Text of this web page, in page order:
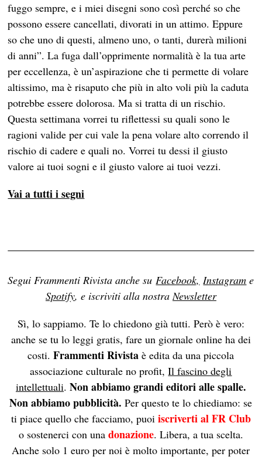
fuggo sempre, e i miei disegni sono così perché so che
possono essere cancellati, divorati in un attimo. Eppure
so che uno di questi, almeno uno, o tanti, durerà milioni
di anni”. La fuga dall’opprimente normalità è la tua arte
per eccellenza, è un’aspirazione che ti permette di volare
altissimo, ma è risaputo che più in alto voli più la caduta
potrebbe essere dolorosa. Ma si tratta di un rischio.
Questa settimana vorrei tu riflettessi su quali sono le
ragioni valide per cui vale la pena volare alto correndo il
rischio di cadere e quali no. Vorrei tu dessi il giusto
valore ai tuoi sogni e il giusto valore ai tuoi vezzi.
Vai a tutti i segni
Segui Frammenti Rivista anche suFacebook, Instagram e
Spotify, e iscriviti alla nostraNewsletter
Sì, lo sappiamo. Te lo chiedono già tutti. Però è vero:
anche se tu lo leggi gratis, fare un giornale online ha dei
costi.Frammenti Rivistaè edita da una piccola
associazione culturale no profit,Il fascino degli
intellettuali. Non abbiamo grandi editori alle spalle.
Non abbiamo pubblicità. Per questo te lo chiediamo: se
ti piace quello che facciamo, puoi iscriverti al FR Club
o sostenerci con una donazione. Libera, a tua scelta.
Anche solo 1 euro per noi è molto importante, per poter